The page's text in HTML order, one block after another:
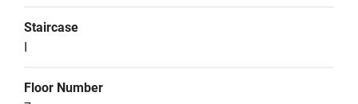
Staircase
I
Floor Number